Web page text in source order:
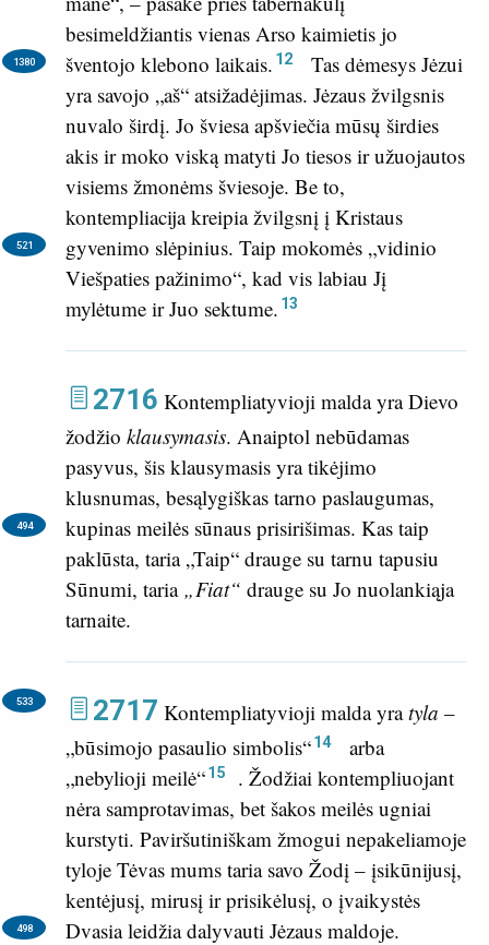
besimeldžiantis vienas Arso kaimietis jo
šventojo klebono laikais. 12
1380
Tas dėmesys Jėzui
yra savojo „aš“ atsižadėjimas. Jėzaus žvilgsnis
nuvalo širdį. Jo šviesa apšviečia mūsų širdies
akis ir moko viską matyti Jo tiesos ir užuojautos
visiems žmonėms šviesoje. Be to,
kontempliacija kreipia žvilgsnį į Kristaus
gyvenimo slėpinius.
521
Taip mokomės „vidinio
Viešpaties pažinimo“, kad vis labiau Jį
mylėtume ir Juo sektume. 13
2716 Kontempliatyvioji malda yra Dievo
žodžio klausymasis. Anaiptol nebūdamas
pasyvus, šis klausymasis yra tikėjimo
klusnumas, besąlygiškas tarno paslaugumas,
kupinas meilės sūnaus prisirišimas.
494
Kas taip
paklūsta, taria „Taip“ drauge su tarnu tapusiu
Sūnumi, taria „Fiat“ drauge su Jo nuolankiąja
tarnaite.
2717
533 Kontempliatyvioji malda yratyla –
„būsimojo pasaulio simbolis“14
arba
„nebylioji meilė“15
. Žodžiai kontempliuojant
nėra samprotavimas, bet šakos meilės ugniai
kurstyti. Paviršutiniškam žmogui nepakeliamoje
tyloje Tėvas mums taria savo Žodį – įsikūnijusį,
kentėjusį, mirusį ir prisikėlusį, o įvaikystės
Dvasia leidžia dalyvauti Jėzaus maldoje.
498